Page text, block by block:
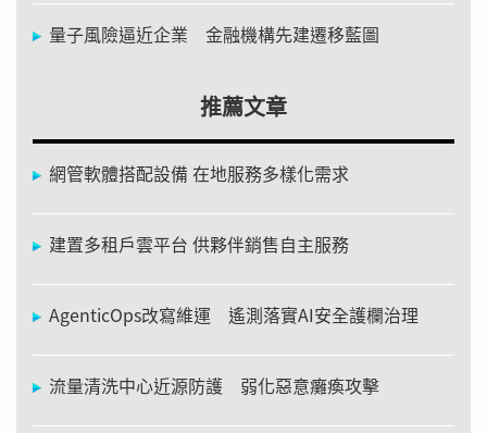
量子風險逼近企業 金融機構先建遷移藍圖
推薦文章
網管軟體搭配設備 在地服務多樣化需求
建置多租戶雲平台 供夥伴銷售自主服務
AgenticOps改寫維運 遙測落實AI安全護欄治理
流量清洗中心近源防護 弱化惡意癱瘓攻擊